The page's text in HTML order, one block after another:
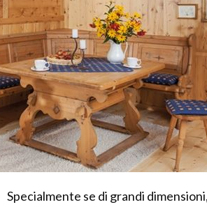
Specialmente se di grandi